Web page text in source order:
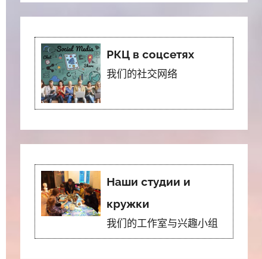
РКЦ в соцсетях
我们的社交网络
Наши студии и
кружки
我们的工作室与兴趣小组